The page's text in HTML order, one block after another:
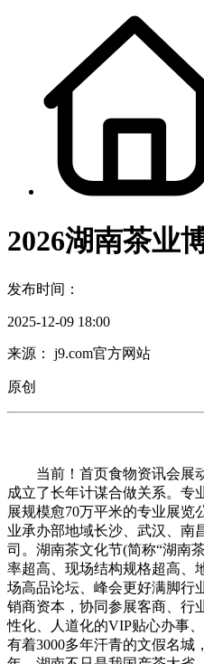
2026湖南茶业
发布时间：
2025-12-09 18:00
来源： j9.com官方网站
原创
当前！首页食物资讯会展动
成立了长年计谋合做关系。专
展规模愈70万平米的专业展
业承办部地域长沙、武汉、南
司。湖南茶文化节(简称“湖南
率超高、现场结构规格超高、
场高品论坛、峰会更好满脚行
销商资本，协同参展客商、行
性化、人道化的VIP贴心办事
有着3000多年汗青的文假名